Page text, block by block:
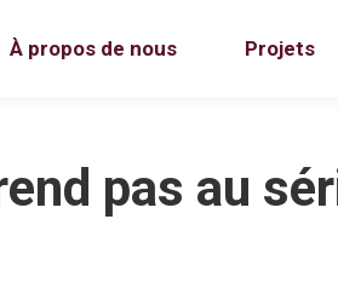
À propos de nous Projets
pas au